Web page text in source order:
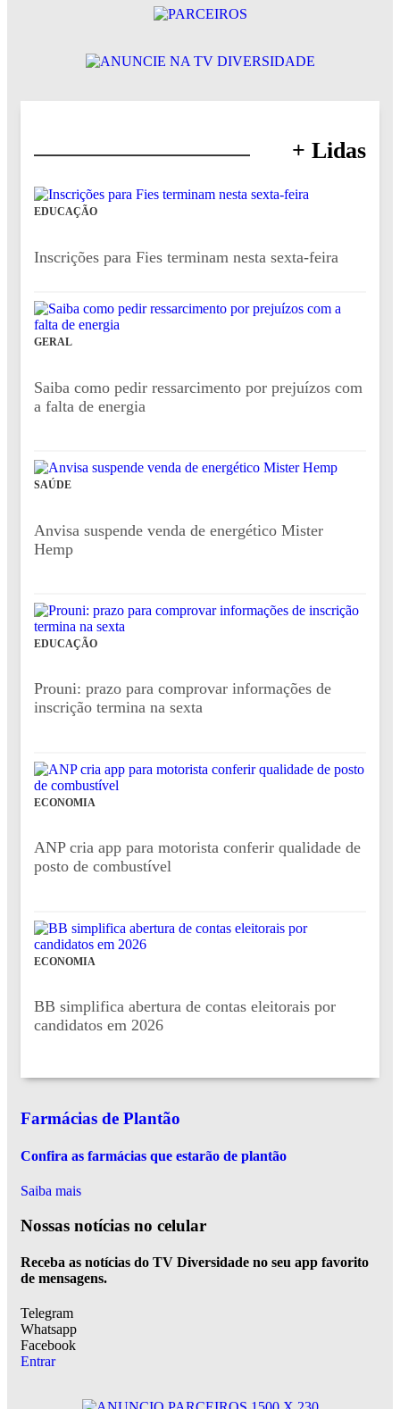
+ Lidas
EDUCAÇÃO
Inscrições para Fies terminam nesta sexta-feira
GERAL
Saiba como pedir ressarcimento por prejuízos com
a falta de energia
SAÚDE
Anvisa suspende venda de energético Mister
Hemp
EDUCAÇÃO
Prouni: prazo para comprovar informações de
inscrição termina na sexta
ECONOMIA
ANP cria app para motorista conferir qualidade de
posto de combustível
ECONOMIA
BB simplifica abertura de contas eleitorais por
candidatos em 2026
Farmácias de Plantão
Confira as farmácias que estarão de plantão
Saiba mais
Nossas notícias no celular
Receba as notícias do TV Diversidade no seu app favorito
de mensagens.
Telegram
Whatsapp
Facebook
Entrar